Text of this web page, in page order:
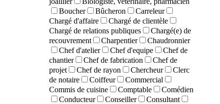
Boucher
Bûcheron
Carreleur
Chargé d'affaire
Chargé de clientèle
Chargé de relations publiques
Chargé(e) de
recouvrement
Charpentier
Chaudronnier
Chef d'atelier
Chef d'equipe
Chef de
chantier
Chef de fabrication
Chef de
projet
Chef de rayon Chercheur
Clerc
de notaire
Coiffeur
Commercial
Commis de cuisine
Comptable
Comédien
Conducteur
Conseiller
Consultant